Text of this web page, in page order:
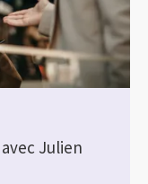
Julien